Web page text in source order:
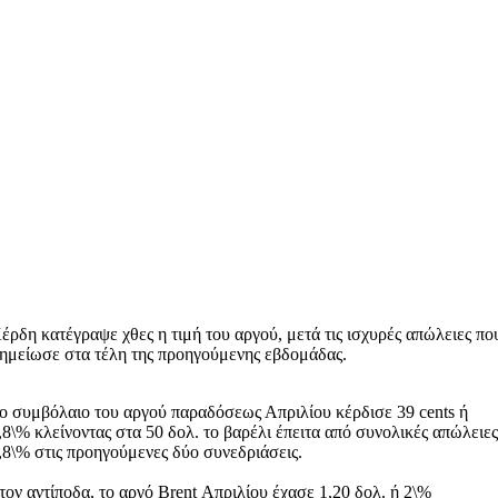
κατέγραψε χθες η τιμή του αργού, μετά τις ισχυρές απώλειες
στα τέλη της προηγούμενης εβδομάδας.
συμβόλαιο του αργού παραδόσεως Απριλίου κέρδισε 39 cents ή
κλείνοντας στα 50 δολ. το βαρέλι έπειτα από συνολικές απώλειες
στις προηγούμενες δύο συνεδριάσεις.
αντίποδα, το αργό Brent Απριλίου έχασε 1,20 δολ. ή 2\%